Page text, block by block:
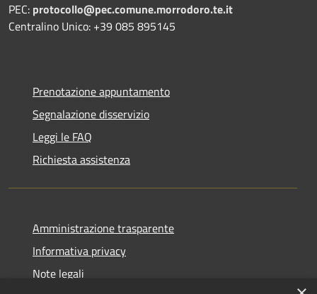
PEC: protocollo@pec.comune.morrodoro.te.it
Centralino Unico: +39 085 895145
Prenotazione appuntamento
Segnalazione disservizio
Leggi le FAQ
Richiesta assistenza
Amministrazione trasparente
Informativa privacy
Note legali